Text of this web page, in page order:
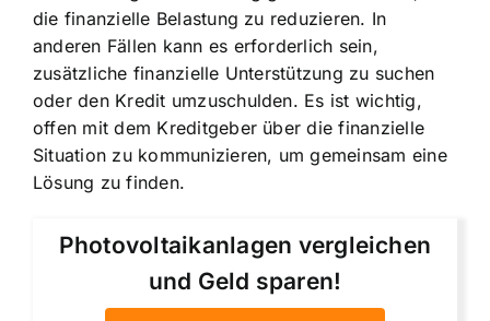
die finanzielle Belastung zu reduzieren. In
anderen Fällen kann es erforderlich sein,
zusätzliche finanzielle Unterstützung zu suchen
oder den Kredit umzuschulden. Es ist wichtig,
offen mit dem Kreditgeber über die finanzielle
Situation zu kommunizieren, um gemeinsam eine
Lösung zu finden.
Photovoltaikanlagen vergleichen
und Geld sparen!